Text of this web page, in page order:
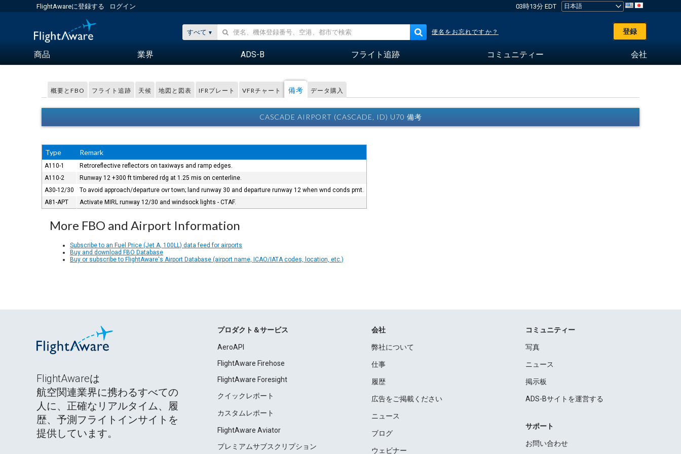
FlightAwareに登録する ログイン 03時13分 EDT
すべて 便名をお忘れですか？ 登録
商品 業界 ADS-B フライト追跡 コミュニティー 会社
概要とFBO フライト追跡 天候 地図と図表 IFRプレート VFRチャート 備考 データ購入
CASCADE AIRPORT (CASCADE, ID) U70 備考
Type Remark
A110-1
Retroreflective reflectors on taxiways and ramp edges.
A110-2
Runway 12 +300 ft timbered rdg at 1.25 mis on centerline.
A30-12/30
To avoid approach/departure ovr town; land runway 30 and departure runway 12 when wnd conds pmt.
A81-APT
Activate MIRL runway 12/30 and windsock lights - CTAF.
More FBO and Airport Information
Subscribe to an Fuel Price (Jet A, 100LL) data feed for airports
Buy and download FBO Database
Buy or subscribe to FlightAware's Airport Database (airport name, ICAO/IATA codes, location, etc.)
FlightAwareは
航空関連業界に携わるすべての
人に、正確なリアルタイム、履
歴、予測フライトインサイトを
提供しています。
プロダクト＆サービス
AeroAPI
FlightAware Firehose
FlightAware Foresight
クイックレポート
カスタムレポート
FlightAware Aviator
プレミアムサブスクリプション
会社
弊社について
仕事
履歴
広告をご掲載ください
ニュース
ブログ
ウェビナー
コミュニティー
写真
ニュース
掲示板
ADS-Bサイトを運営する
サポート
お問い合わせ